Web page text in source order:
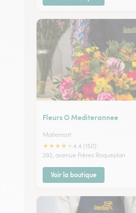
Fleurs O Mediterannee
Mallemort
★★★★
4.4 (150)
292, avenue Frères Roqueplan
Voir la boutique